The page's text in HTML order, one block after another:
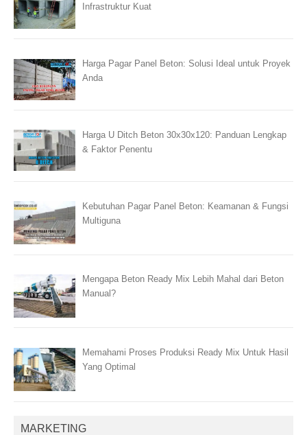
Infrastruktur Kuat
Harga Pagar Panel Beton: Solusi Ideal untuk Proyek
Anda
Harga U Ditch Beton 30x30x120: Panduan Lengkap
& Faktor Penentu
Kebutuhan Pagar Panel Beton: Keamanan & Fungsi
Multiguna
Mengapa Beton Ready Mix Lebih Mahal dari Beton
Manual?
Memahami Proses Produksi Ready Mix Untuk Hasil
Yang Optimal
MARKETING